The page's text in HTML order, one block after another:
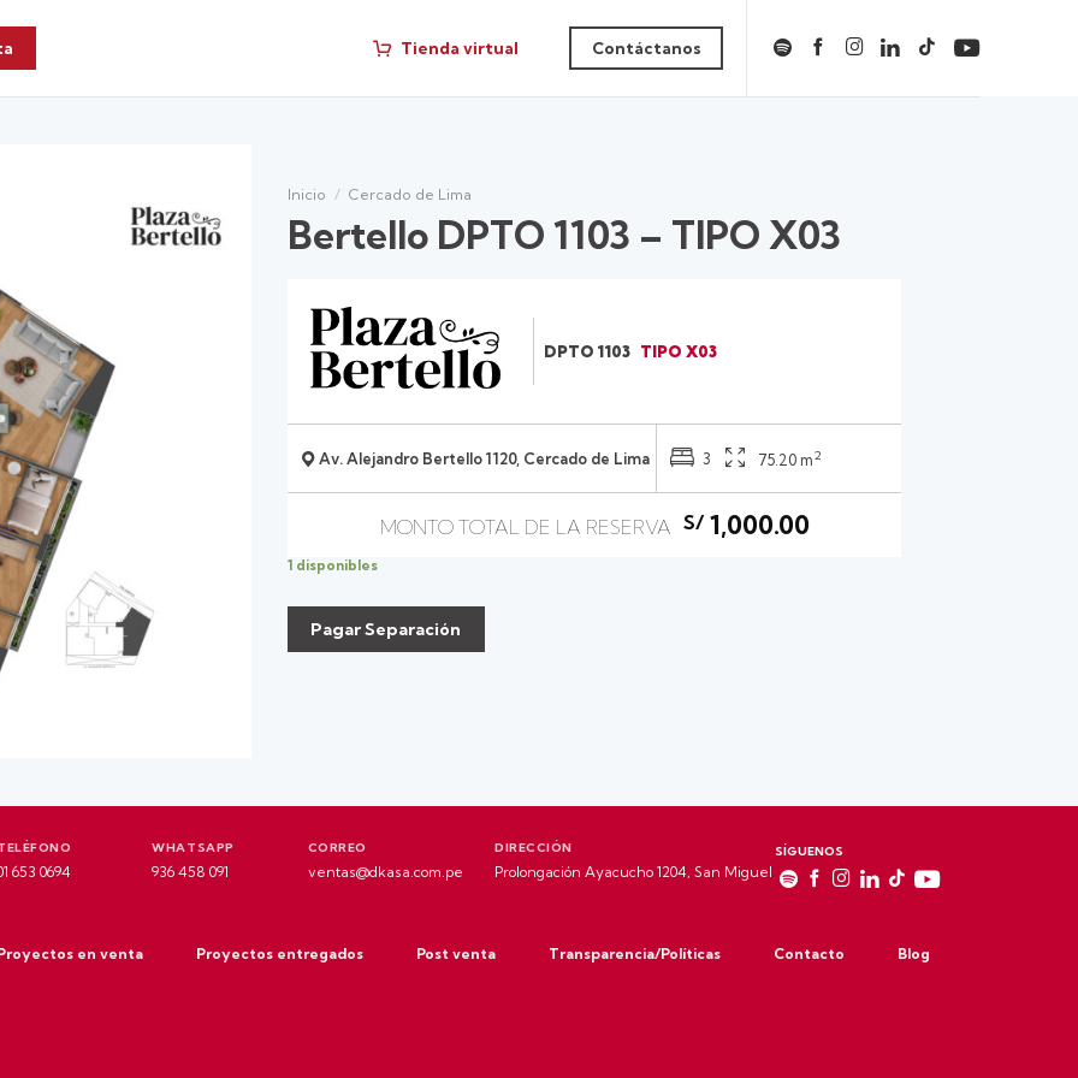
Tienda virtual Contáctanos
Inicio / Cercado de Lima
Bertello DPTO 1103 – TIPO X03
DPTO 1103 TIPO X03
Av. Alejandro Bertello 1120, Cercado de Lima 3 75.20 m2
S/1,000.00
1 disponibles
Pagar Separación
653 0694
WHATSAPP
936 458 091
CORREO
ventas@dkasa.com.pe
DIRECCIÓN
Prolongación Ayacucho 1204, San Miguel
SÍGUENOS
en venta Proyectos entregados Post venta Transparencia/Políticas Contacto Blog